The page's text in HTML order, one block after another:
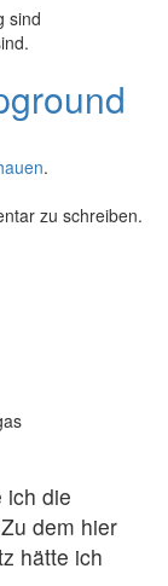
sind
.
zu schreiben.
ich die
dem hier
hätte ich